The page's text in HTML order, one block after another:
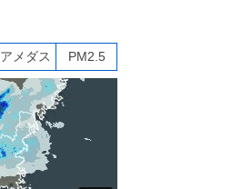
アメダス PM2.5